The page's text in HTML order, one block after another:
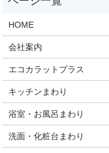
HOME
会社案内
エコカラットプラス
キッチンまわり
浴室・お風呂まわり
洗面・化粧台まわり